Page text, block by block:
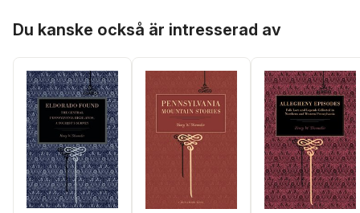
Du kanske också är intresserad av